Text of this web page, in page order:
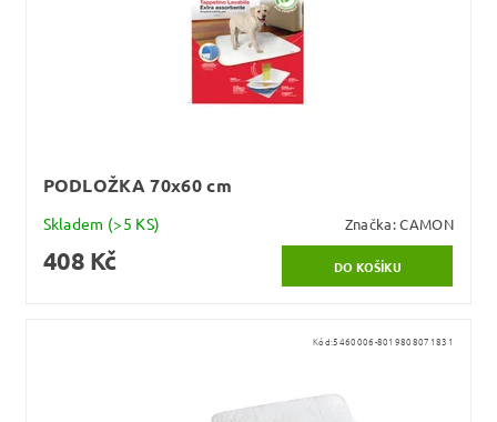
PODLOŽKA 70x60 cm
Skladem (>5 KS) Značka:CAMON
408 Kč
Kód:5460006-8019808071831